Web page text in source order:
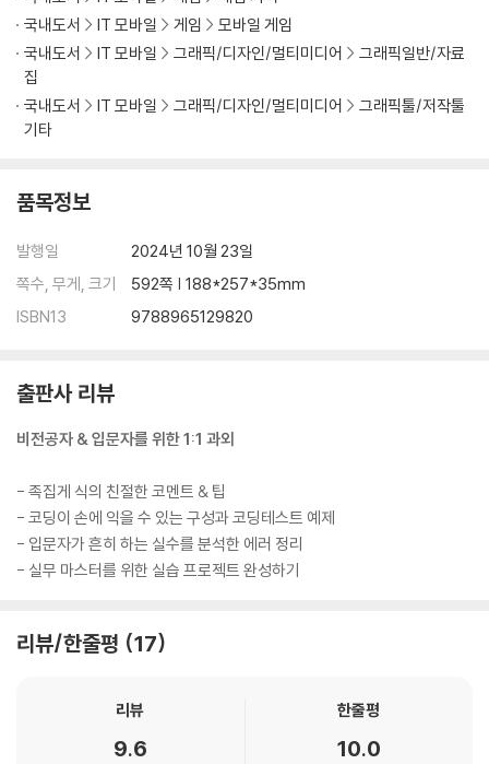
CHAPTER 09 UI 프로그래밍
01 캔버스와 좌표계
02 RectTransform
03 UI 구성
01 프로젝트와 조작
03 UI와 게임 오버
01 컴퓨터와 프로그래밍 언어, 그리고 C#
03 연산자
04 조건문
05 반복문
[응용 실전편]
CHAPTER 01 애니메이션과 오디오
03 오디오
02 조작과 스테이지
국내도서
IT 모바일 게임
모바일 게임
국내도서
IT 모바일 그래픽/디자인/멀티미디어
그래픽일반/자료
집
국내도서
IT 모바일 그래픽/디자인/멀티미디어
그래픽툴/저작툴
기타
품목정보
발행일
2024년 10월 23일
쪽수, 무게, 크기
592쪽 | 188*257*35mm
ISBN13
9788965129820
출판사 리뷰
비전공자 & 입문자를 위한 1:1 과외
- 족집게 식의 친절한 코멘트 & 팁
- 코딩이 손에 익을 수 있는 구성과 코딩테스트 예제
- 입문자가 흔히 하는 실수를 분석한 에러 정리
- 실무 마스터를 위한 실습 프로젝트 완성하기
리뷰/한줄평 17
리뷰
9.6
한줄평
10.0